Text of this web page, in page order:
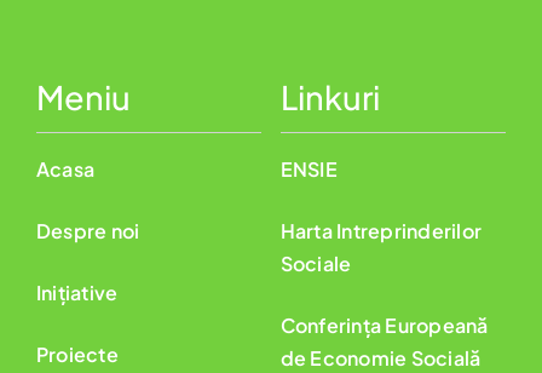
Meniu
Acasa
Despre noi
Inițiative
Proiecte
Linkuri
ENSIE
Harta Intreprinderilor
Sociale
Conferința Europeană
de Economie Socială